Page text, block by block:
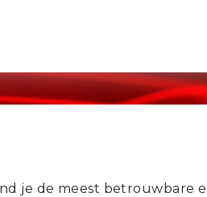
je de meest betrouwbare